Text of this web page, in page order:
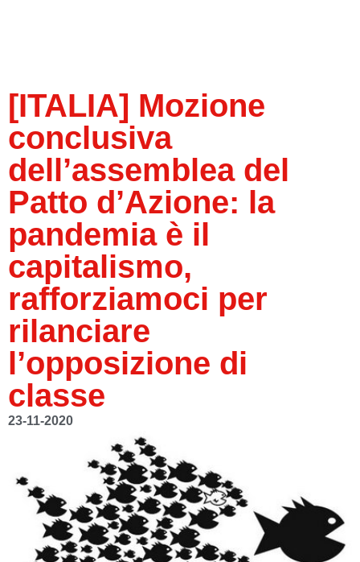
[ITALIA] Mozione
conclusiva
dell’assemblea del
Patto d’Azione: la
pandemia è il
capitalismo,
rafforziamoci per
rilanciare
l’opposizione di
classe
23-11-2020